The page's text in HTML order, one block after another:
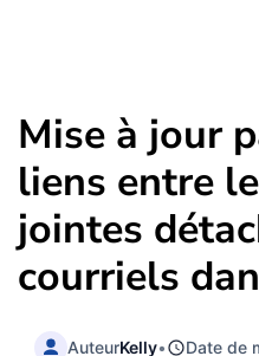
Mise à jour
liens entre
jointes
courriels
AuteurKelly• Date de